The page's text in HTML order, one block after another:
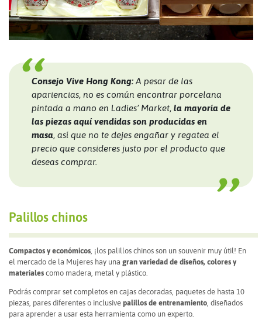
Consejo Vive Hong Kong: A pesar de las
apariencias, no es común encontrar porcelana
pintada a mano en Ladies’ Market, la mayoría de
las piezas aquí vendidas son producidas en
masa, así que no te dejes engañar y regatea el
precio que consideres justo por el producto que
deseas comprar.
Palillos chinos
Compactos y económicos, ¡los palillos chinos son un souvenir muy útil! En
el mercado de la Mujeres hay una gran variedad de diseños, colores y
materiales como madera, metal y plástico.
Podrás comprar set completos en cajas decoradas, paquetes de hasta 10
piezas, pares diferentes o inclusive palillos de entrenamiento, diseñados
para aprender a usar esta herramienta como un experto.